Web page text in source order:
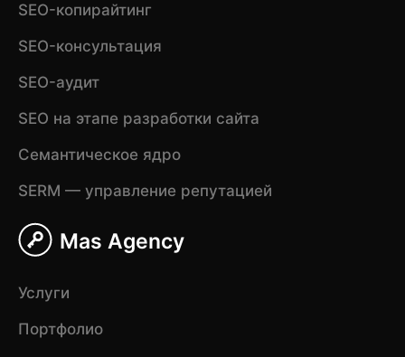
Mas Agency
Услуги
Портфолио
SEO-копирайтинг
SEO-консультация
SEO-аудит
SEO на этапе разработки сайта
Семантическое ядро
SERM — управление репутацией